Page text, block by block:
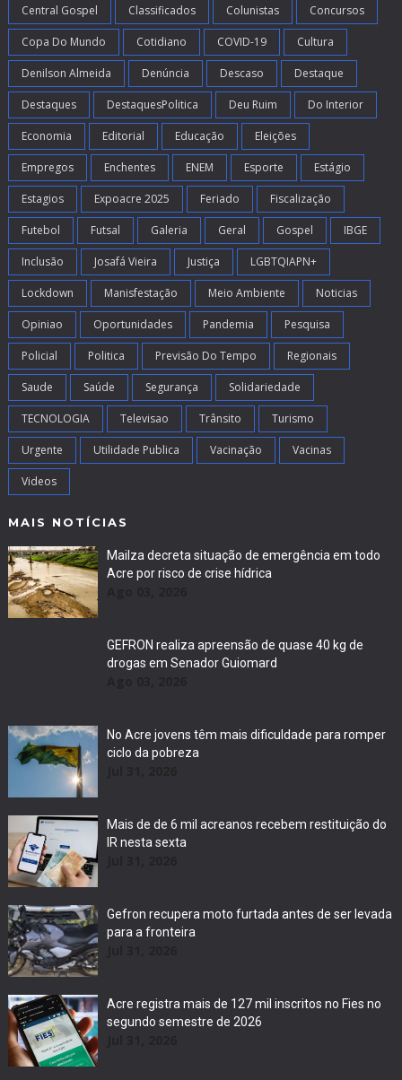
Central Gospel Classificados Colunistas Concursos
Copa Do Mundo Cotidiano COVID-19 Cultura
Denilson Almeida Denúncia Descaso Destaque
Destaques DestaquesPolitica Deu Ruim Do Interior
Economia Editorial Educação Eleições
Empregos Enchentes ENEM Esporte Estágio
Estagios Expoacre 2025 Feriado Fiscalização
Futebol Futsal Galeria Geral Gospel IBGE
Inclusão Josafá Vieira Justiça LGBTQIAPN+
Lockdown Manisfestação Meio Ambiente Noticias
Opiniao Oportunidades Pandemia Pesquisa
Policial Politica Previsão Do Tempo Regionais
Saude Saúde Segurança Solidariedade
TECNOLOGIA Televisao Trânsito Turismo
Urgente Utilidade Publica Vacinação Vacinas
Videos
MAIS NOTÍCIAS
Mailza decreta situação de emergência em todo
Acre por risco de crise hídrica
GEFRON realiza apreensão de quase 40 kg de
drogas em Senador Guiomard
No Acre jovens têm mais dificuldade para romper
ciclo da pobreza
Mais de de 6 mil acreanos recebem restituição do
IR nesta sexta
Gefron recupera moto furtada antes de ser levada
para a fronteira
Acre registra mais de 127 mil inscritos no Fies no
segundo semestre de 2026